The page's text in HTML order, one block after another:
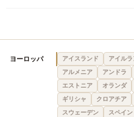
ヨーロッパ アイスランド アイルラ
アルメニア
アンドラ
エストニア
オランダ
ギリシャ
クロアチア
スウェーデン
スペイン